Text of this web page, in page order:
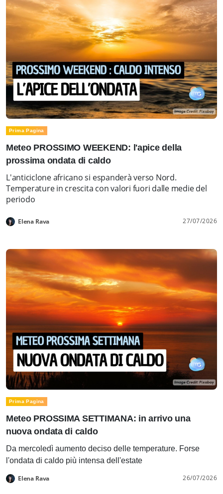
Prima Pagina
Meteo PROSSIMO WEEKEND: l'apice della
prossima ondata di caldo
L'anticiclone africano si espanderà verso Nord.
Temperature in crescita con valori fuori dalle medie del
periodo
Elena Rava 27/07/2026
Prima Pagina
Meteo PROSSIMA SETTIMANA: in arrivo una
nuova ondata di caldo
Da mercoledì aumento deciso delle temperature. Forse
l'ondata di caldo più intensa dell'estate
Elena Rava 26/07/2026